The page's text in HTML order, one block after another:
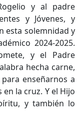
y al padre
y Jóvenes, y
esta solemnidad y
2024-2025.
y el Padre
hecha carne,
enseñarnos a
la cruz. Y el Hijo
y también lo